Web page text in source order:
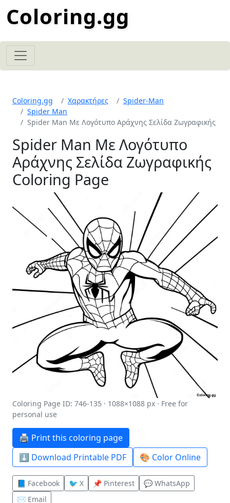
Coloring.gg
Coloring.gg Χαρακτήρες
Spider-Man
Spider Man
Spider Man Με Λογότυπο Αράχνης Σελίδα Ζωγραφικής
Spider Man Με Λογότυπο
Αράχνης Σελίδα Ζωγραφικής
Coloring Page
Coloring Page ID: 746-135 · 1088×1088 px · Free for
personal use
🖨️ Print this coloring page
⬇️ Download Printable PDF
🎨 Color Online
📘 Facebook 🐦 X 📌 Pinterest
💬 WhatsApp
✉️ Email